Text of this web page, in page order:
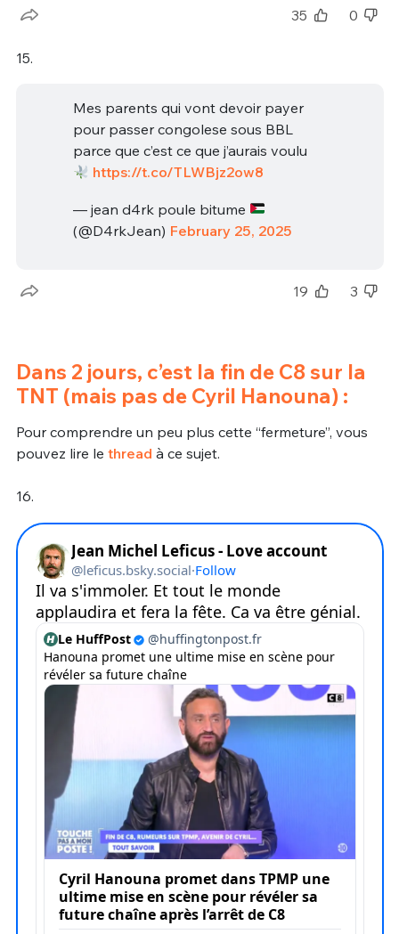
35 0
15.
Mes parents qui vont devoir payer
pour passer congolese sous BBL
parce que c’est ce que j’aurais voulu
https://t.co/TLWBjz2ow8
— jean d4rk poule bitume
(@D4rkJean) February 25, 2025
19 3
Dans 2 jours, c’est la fin de C8 sur la
TNT (mais pas de Cyril Hanouna) :
Pour comprendre un peu plus cette “fermeture”, vous
pouvez lire le thread à ce sujet.
16.